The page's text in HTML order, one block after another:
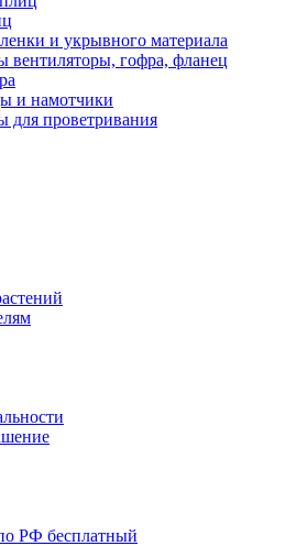
и укрывного материала
вентиляторы, гофра, фланец
и намотчики
для проветривания
РФ бесплатный